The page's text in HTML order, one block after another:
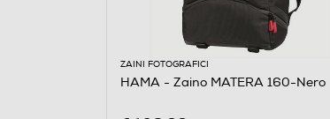
ZAINI FOTOGRAFICI
HAMA - Zaino MATERA 160-Nero